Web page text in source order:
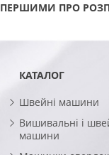
ПЕРШИМИ ПРО
КАТАЛОГ
Швейні машини
Вишивальні і
машини